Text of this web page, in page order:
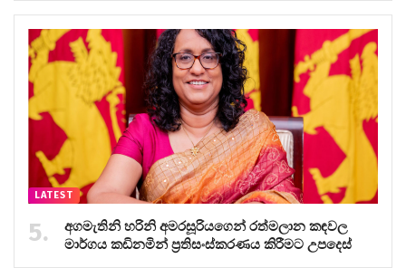
LATEST
අගමැතිනි හරිනි අමරසූරියගෙන් රත්මලාන කඳවල
මාර්ගය කඩිනමින් ප්‍රතිසංස්කරණය කිරීමට උපදෙස්